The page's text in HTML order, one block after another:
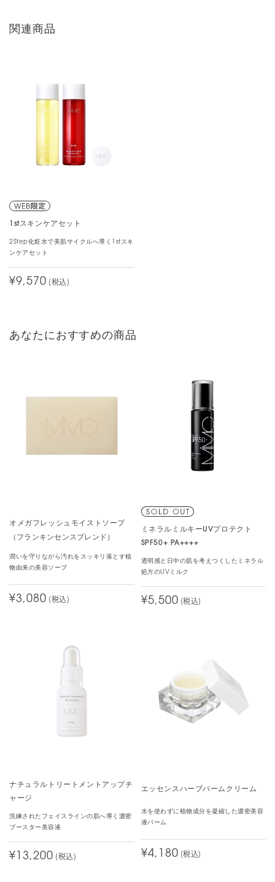
関連商品
1stスキンケアセット
2Step化粧水で美肌サイクルへ導く1stスキ
ンケアセット
¥9,570 (税込)
あなたにおすすめの商品
オメガフレッシュモイストソープ
（フランキンセンスブレンド）
潤いを守りながら汚れをスッキリ落とす植
物由来の美容ソープ
¥3,080 (税込)
ミネラルミルキーUVプロテクト
SPF50+ PA++++
透明感と日中の肌を考えつくしたミネラル
処方のUVミルク
¥5,500 (税込)
ナチュラルトリートメントアップチ
ャージ
洗練されたフェイスラインの肌へ導く濃密
ブースター美容液
¥13,200 (税込)
エッセンスハーブバームクリーム
水を使わずに植物成分を凝縮した濃密美容
液バーム
¥4,180 (税込)